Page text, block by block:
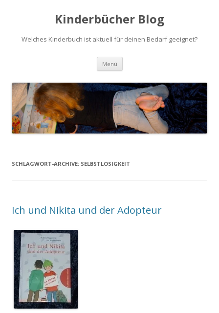
Kinderbücher Blog
Welches Kinderbuch ist aktuell für deinen Bedarf geeignet?
Menü Springe
Inhalt
SCHLAGWORT-ARCHIVE: SELBSTLOSIGKEIT
Ich und Nikita und der Adopteur